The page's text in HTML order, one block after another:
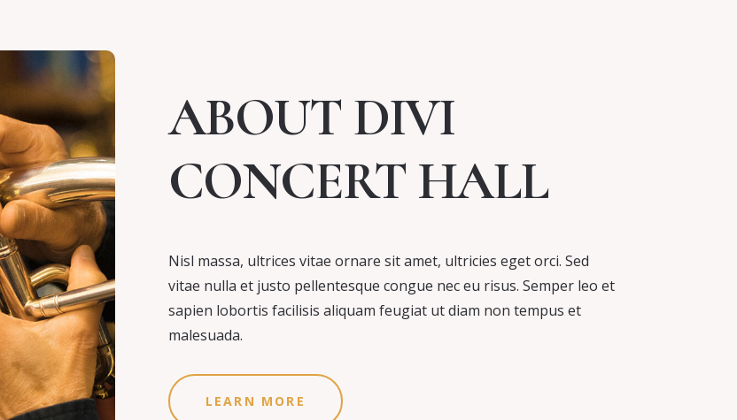
ABOUT DIVI
CONCERT HALL
Nisl massa, ultrices vitae ornare sit amet, ultricies eget orci. Sed
vitae nulla et justo pellentesque congue nec eu risus. Semper leo et
sapien lobortis facilisis aliquam feugiat ut diam non tempus et
malesuada.
LEARN MORE